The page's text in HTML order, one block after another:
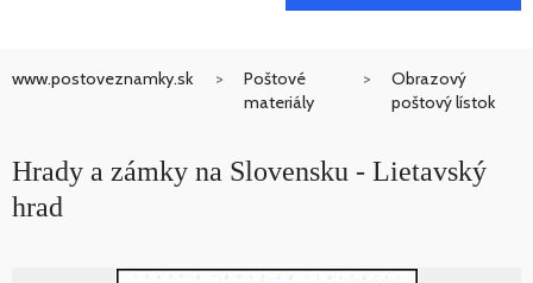
www.postoveznamky.sk
Poštové
materiály
Obrazový
poštový lístok
Hrady a zámky na Slovensku - Lietavský
hrad